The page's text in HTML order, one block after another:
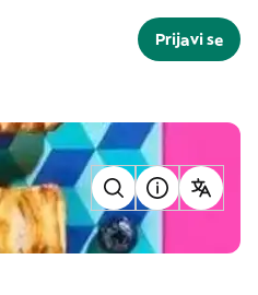
Prijavi se